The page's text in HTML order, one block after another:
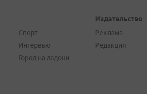
Спорт
Интервью
Город на ладони
Издательство
Реклама
Редакция